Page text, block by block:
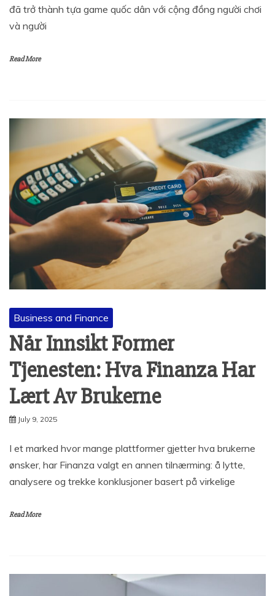
đã trở thành tựa game quốc dân với cộng đồng người chơi
và người
Read More
Business and Finance
Når Innsikt Former
Tjenesten: Hva Finanza Har
Lært Av Brukerne
July 9, 2025
I et marked hvor mange plattformer gjetter hva brukerne
ønsker, har Finanza valgt en annen tilnærming: å lytte,
analysere og trekke konklusjoner basert på virkelige
Read More